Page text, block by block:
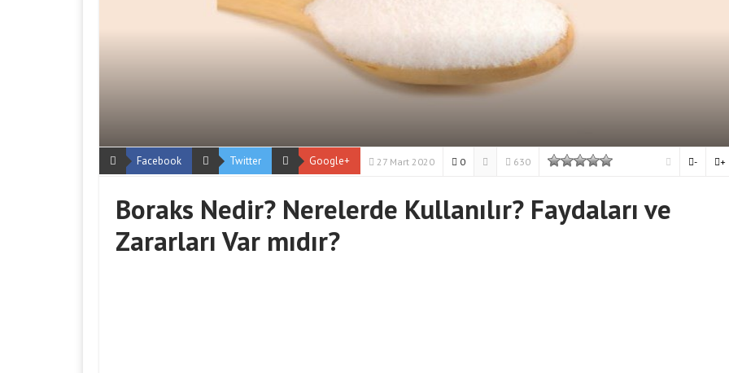
Facebook Twitter Google+ 27 Mart 2020 0 630 +
-
Boraks Nedir? Nerelerde Kullanılır? Faydaları ve
Zararları Var mıdır?